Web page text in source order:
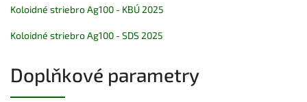
Koloidné striebro Ag100 - KBÚ 2025
Koloidné striebro Ag100 - SDS 2025
Doplňkové parametry